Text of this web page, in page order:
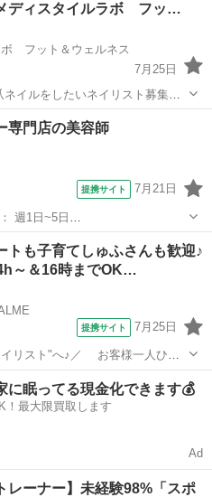
ディスタイルラボ フッ…
ボ フット＆ウェルネス
7月25日
イルをしたいネイリスト募集～
美容サロン（メディスタイルビ
３月に逗子銀座通りに「メディ
ル
専門店の美容師
提携サイト 7月21日
川県横
2階 カットカラー専...
トも子育てしゅふさんも歓迎♪
～＆16時までOK…
提携サイト 7月25日
イリスト"へ♪／ お客様一人ひと
ンのサロンです◎ 働きやすさも
゜+.——゜+.
イル
に眠ってる現金化できます💰
！最大限買取します
Ad
レーナー】未経験98%「スポ